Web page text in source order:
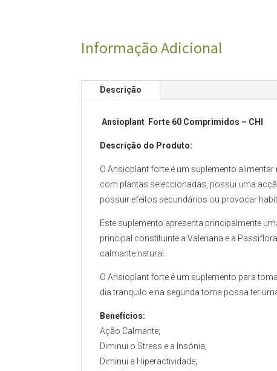
Informação Adicional
Descrição
Ansioplant Forte 60 Comprimidos – CHI
Descrição do Produto:
O Ansioplant forte é um suplemento
com plantas seleccionadas, possui uma
possuir efeitos secundários ou provocar
Este suplemento apresenta principalmente
principal constituinte a Valeriana e a
calmante natural.
O Ansioplant forte é um suplemento para
dia tranquilo e na segunda toma possa ter
Benefícios:
Ação Calmante;
Diminui o Stress e a Insónia;
Diminui a Hiperactividade;